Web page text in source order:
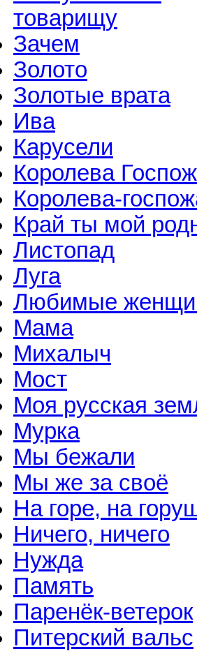
товарищу
Зачем
Золото
Золотые врата
Ива
Карусели
Королева
Королева-
Край ты мой
Листопад
Луга
Любимые
Мама
Михалыч
Мост
Моя русская
Мурка
Мы бежали
Мы же за своё
На горе, на
Ничего, ничего
Нужда
Память
Паренёк-ветерок
Питерский вальс